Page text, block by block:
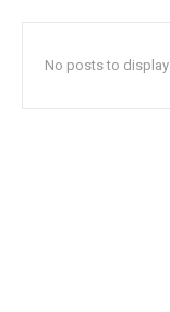
No posts to display